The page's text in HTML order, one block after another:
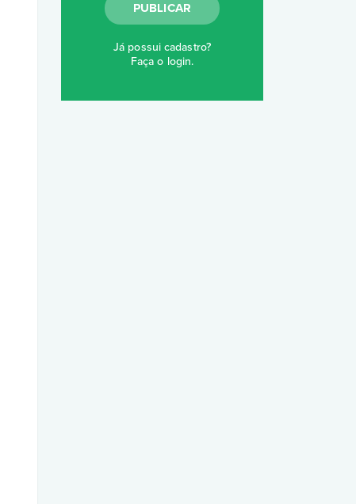
PUBLICAR
Já possui cadastro?
Faça o login.